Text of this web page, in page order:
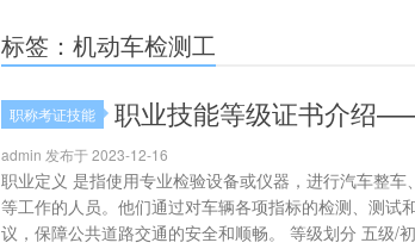
标签：机动车检测工
职称考证技能 职业技能等级证书介绍
admin 发布于 2023-12-16
职业定义 是指使用专业检验设备或仪器，进行汽车整
等工作的人员。他们通过对车辆各项指标的检测、测试
议，保障公共道路交通的安全和顺畅。 等级划分 五级/